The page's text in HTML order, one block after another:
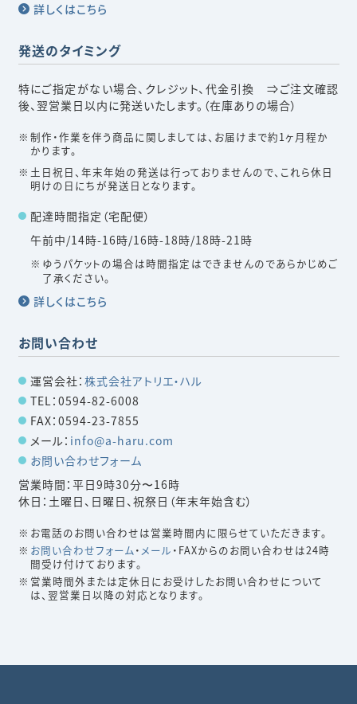
詳しくはこちら
発送のタイミング
特にご指定がない場合、クレジット、代金引換 ⇒ご注文確認
後、翌営業日以内に発送いたします。（在庫ありの場合）
制作・作業を伴う商品に関しましては、お届けまで約1ヶ月程か
かります。
土日祝日、年末年始の発送は行っておりませんので、これら休日
明けの日にちが発送日となります。
配達時間指定（宅配便）
午前中/14時-16時/16時-18時/18時-21時
ゆうパケットの場合は時間指定はできませんのであらかじめご
了承ください。
詳しくはこちら
お問い合わせ
運営会社： 株式会社アトリエ・ハル
TEL：0594-82-6008
FAX：0594-23-7855
メール： info@a-haru.com
お問い合わせフォーム
営業時間：平日9時30分〜16時
休日：土曜日、日曜日、祝祭日（年末年始含む）
お電話のお問い合わせは営業時間内に限らせていただきます。
お問い合わせフォーム・ メール ・FAXからのお問い合わせは24時
間受け付けております。
営業時間外または定休日にお受けしたお問い合わせについて
は、翌営業日以降の対応となります。